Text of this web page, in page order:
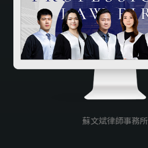
蘇文斌律師事務所